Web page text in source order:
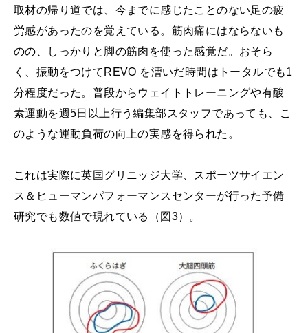
取材の帰り道では、今までに感じたことのない足の疲
労感があったのを覚えている。筋肉痛にはならないも
のの、しっかりと脚の筋肉を使った感覚だ。おそら
く、振動をつけてREVO を漕いだ時間はトータルでも1
分程度だった。普段からウェイトトレーニングや有酸
素運動を週5日以上行う編集部スタッフであっても、こ
のような運動負荷の向上の実感を得られた。
これは実際に英国グリニッジ大学、スポーツサイエン
ス＆ヒューマンパフォーマンスセンターが行った予備
研究でも数値で現れている（図3）。